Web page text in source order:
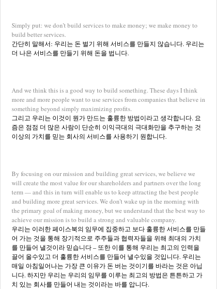
Simply put: we don’t build services to make money; we make money to
build better services.
간단히 말해서: 우리는 돈 벌기 위해 서비스를 만들지 않습니다. 우리는
더 나은 서비스를 만들기 위해 돈을 법니다.
And we think this is a good way to build something. These days I think
more and more people want to use services from companies that believe in
something beyond simply maximizing profits.
그리고 우리는 이것이 뭔가 만드는 훌륭한 방법이라고 생각합니다. 요
즘은 점점 더 많은 사람이 단순히 이익극대의 극대화만을 추구하는 것
이상의 가치를 믿는 회사의 서비스를 사용하기 원합니다.
By focusing on our mission and building great services, we believe we
will create the most value for our shareholders and partners over the long
term — and this in turn will enable us to keep attracting the best people
and building more great services. We don’t wake up in the morning with
the primary goal of making money, but we understand that the best way to
achieve our mission is to build a strong and valuable company.
우리는 이러한 페이스북의 임무에 집중하고 보다 훌륭한 서비스를 만들
어 가는 것을 통해 장기적으로 주주들과 협력자들을 위해 최대의 가치
를 만들어 낼것이라 믿습니다 – 또한 이를 통해 우리는 최고의 인력을
끌어 올수있고 더 훌륭한 서비스를 만들어 낼수있을 것입니다. 우리는
매일 아침일어나는 가장 큰 이유가 돈 버는 것이기를 바라는 것은 아닙
니다. 하지만 우리는 우리의 임무를 이루는 최고의 방법은 튼튼하고 가
치 있는 회사를 만들어 내는 것이라는 바를 압니다.